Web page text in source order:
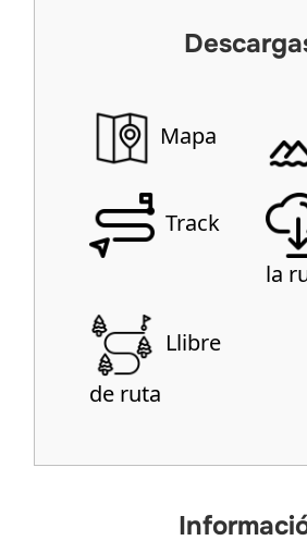
Mapa
Track
la
Llibre
de ruta